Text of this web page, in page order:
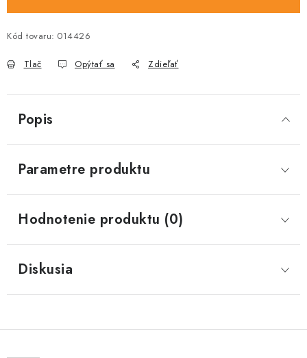
Kód tovaru: 014426
Tlač Opýtať sa Zdieľať
Popis
Parametre produktu
Hodnotenie produktu (0)
Diskusia